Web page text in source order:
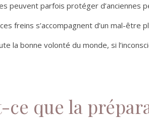
peuvent parfois protéger d’anciennes
freins s’accompagnent d’un mal-être
la bonne volonté du monde, si
ce que la